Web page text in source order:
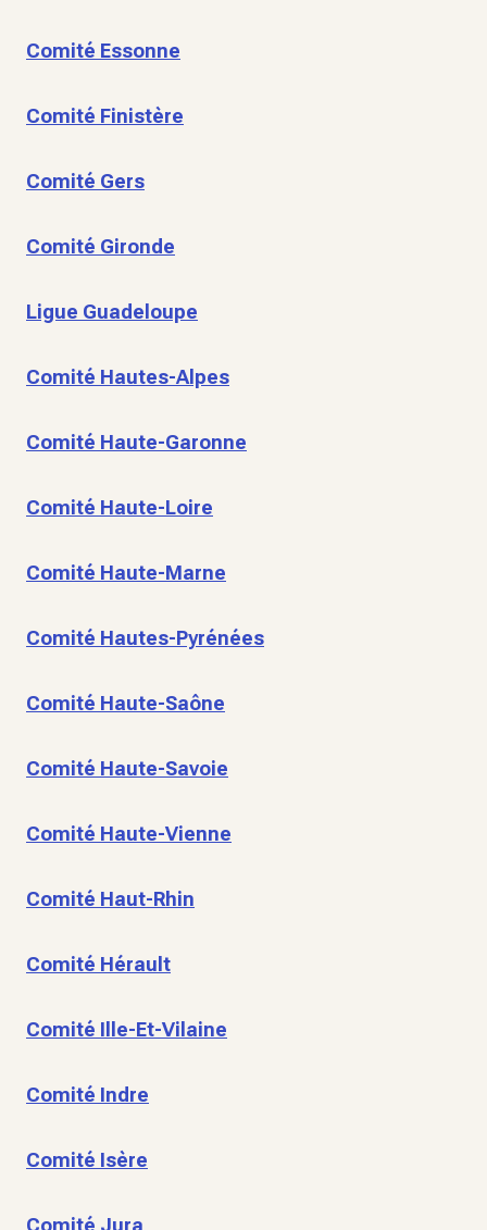
Comité Essonne
Comité Finistère
Comité Gers
Comité Gironde
Ligue Guadeloupe
Comité Hautes-Alpes
Comité Haute-Garonne
Comité Haute-Loire
Comité Haute-Marne
Comité Hautes-Pyrénées
Comité Haute-Saône
Comité Haute-Savoie
Comité Haute-Vienne
Comité Haut-Rhin
Comité Hérault
Comité Ille-Et-Vilaine
Comité Indre
Comité Isère
Comité Jura